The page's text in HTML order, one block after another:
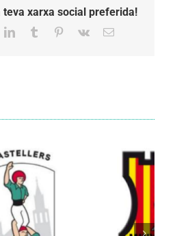
xarxa social preferida!
LinkedInTumblr Pinterest
Vk Email: